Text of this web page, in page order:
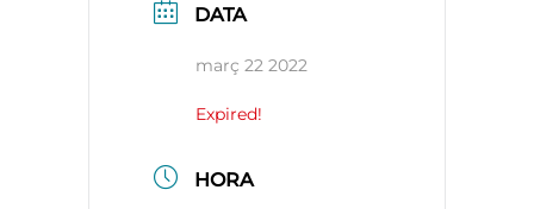
DATA
març 22 2022
Expired!
HORA